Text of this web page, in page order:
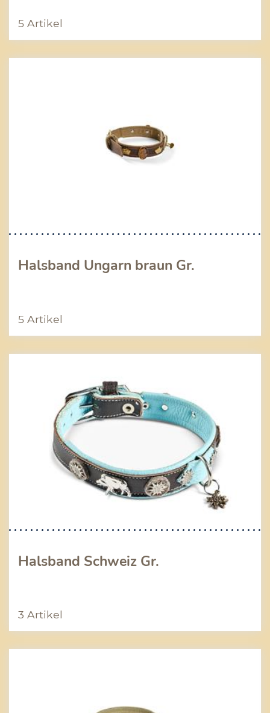
5 Artikel
Halsband Ungarn braun Gr.
5 Artikel
Halsband Schweiz Gr.
3 Artikel